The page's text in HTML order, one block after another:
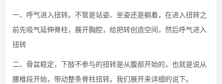
一、呼气进入扭转。不管是站姿、坐姿还是躺着，在进入扭转之
前先吸气延伸脊柱，展开胸腔，给把转创造空间，然后呼气进入
扭转
二、骨盆稳定，下肢不参与的扭转是从腹部开始的，也就是说从
腰椎段开始，带动整条脊柱扭转。我们展开来详细的说下。